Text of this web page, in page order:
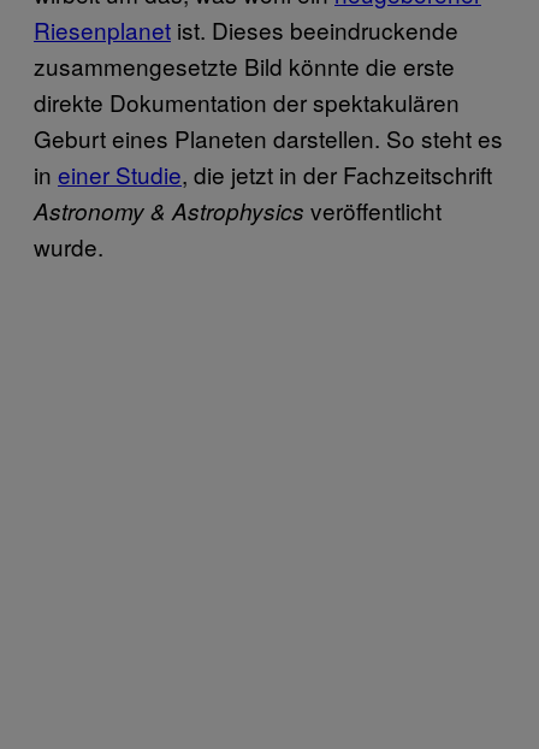
Riesenplanet ist. Dieses beeindruckende
zusammengesetzte Bild könnte die erste
direkte Dokumentation der spektakulären
Geburt eines Planeten darstellen. So steht es
in einer Studie, die jetzt in der Fachzeitschrift
Astronomy & Astrophysics veröffentlicht
wurde.